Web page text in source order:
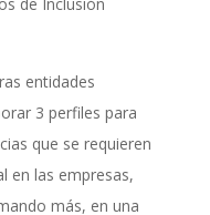
entidades
3 perfiles para
que se requieren
en las empresas,
más, en una